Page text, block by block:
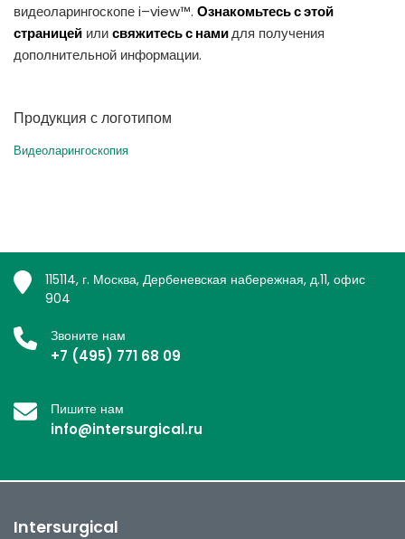
видеоларингоскопе i–view™. Ознакомьтесь с этой
страницей илисвяжитесь с намидля получения
дополнительной информации.
Продукция с логотипом
Видеоларингоскопия
115114, г. Москва, Дербеневская набережная, д.11, офис
904
Звоните нам
+7 (495) 771 68 09
Пишите нам
info@intersurgical.ru
Intersurgical